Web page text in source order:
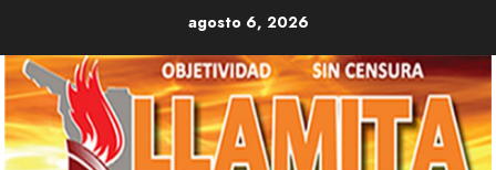
content
agosto 6, 2026